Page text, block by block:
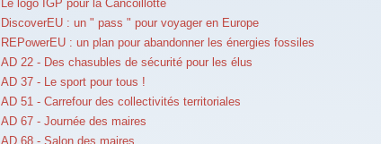
Le logo IGP pour la Cancoillotte
DiscoverEU : un " pass " pour voyager en Europe
REPowerEU : un plan pour abandonner les énergies fossiles
AD 22 - Des chasubles de sécurité pour les élus
AD 37 - Le sport pour tous !
AD 51 - Carrefour des collectivités territoriales
AD 67 - Journée des maires
AD 68 - Salon des maires